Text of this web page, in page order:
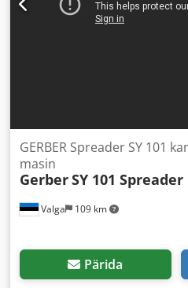
Valga 109 km
GERBER Spreader SY 101
masin
GerberSY 101 Spreader
Pärida